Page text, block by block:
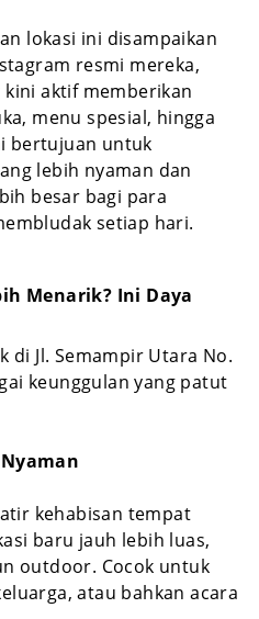
lokasi ini disampaikan
resmi mereka,
kini aktif memberikan
menu spesial, hingga
bertujuan untuk
lebih nyaman dan
besar bagi para
setiap hari.
Menarik? Ini Daya
di Jl. Semampir Utara No.
keunggulan yang patut
kehabisan tempat
baru jauh lebih luas,
outdoor. Cocok untuk
atau bahkan acara